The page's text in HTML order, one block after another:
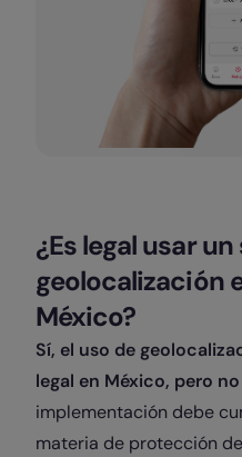
¿Es legal usar
geolocalización
México?
Sí, el uso de
legal en México, pero
implementación debe
materia de protección